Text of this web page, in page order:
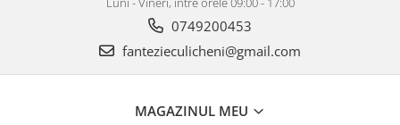
0749200453
fantezieculicheni@gmail.com
MAGAZINUL MEU